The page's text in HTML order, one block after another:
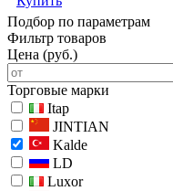
Подбор по параметрам
Фильтр товаров
Цена (руб.)
Торговые марки
Itap
JINTIAN
Kalde
LD
Luxor